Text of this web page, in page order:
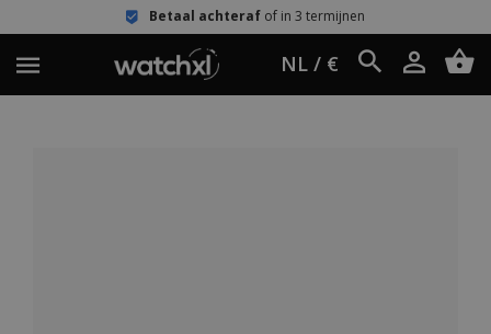
Betaal achteraf of in 3 termijnen
NL / €